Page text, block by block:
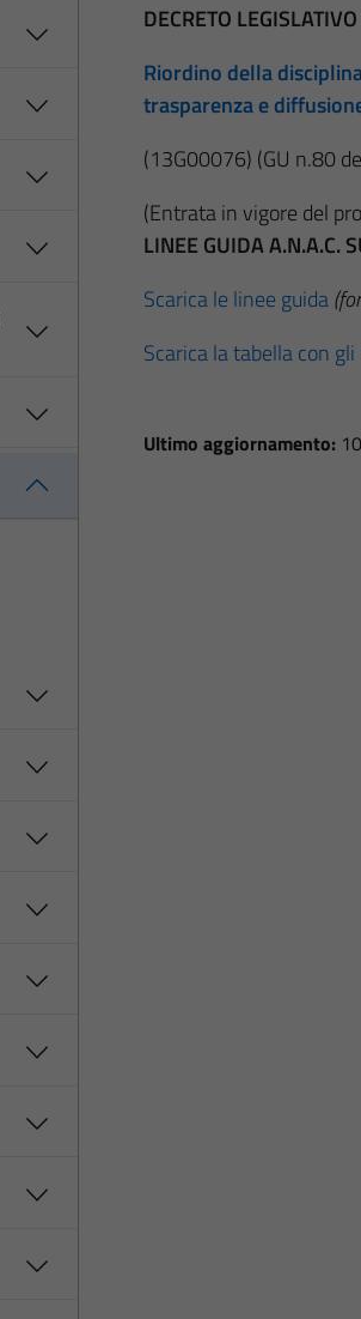
DECRETO
Riordino della
trasparenza e
(13G00076) (GU n.80
(Entrata in vigore del
LINEE GUIDA A.N.A.C.
Scarica le linee guida
Scarica la tabella con
Ultimo aggiornamento: